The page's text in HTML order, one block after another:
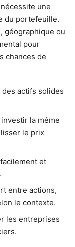
une
du portefeuille.
géographique ou
pour
chances de
des actifs solides
la même
le prix
et
entre actions,
le contexte.
les entreprises